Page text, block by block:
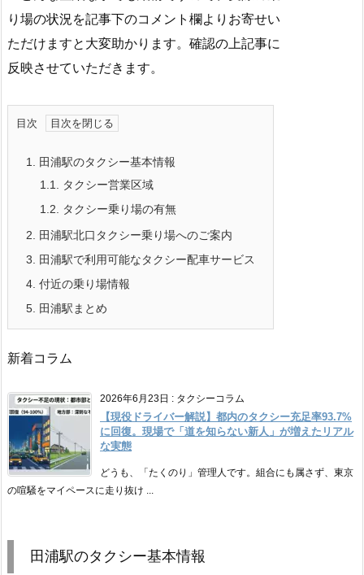
り場の状況を記事下のコメント欄よりお寄せい
ただけますと大変助かります。確認の上記事に
反映させていただきます。
目次
1.
田浦駅のタクシー基本情報
1.1.
タクシー営業区域
1.2.
タクシー乗り場の有無
2.
田浦駅北口タクシー乗り場へのご案内
3.
田浦駅で利用可能なタクシー配車サービス
4. 付近の乗り場情報
5.
田浦駅まとめ
新着コラム
2026年6月23日 : タクシーコラム
【現役ドライバー解説】都内のタクシー充足率93.7%
に回復。現場で「道を知らない新人」が増えたリアル
な実態
どうも、「たくのり」管理人です。組合にも属さず、東京
の喧騒をマイペースに走り抜け ...
田浦駅のタクシー基本情報